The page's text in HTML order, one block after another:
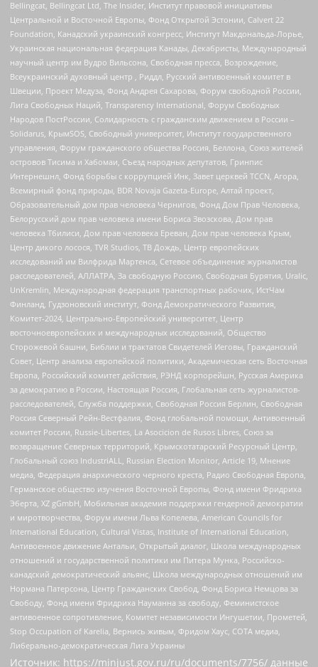
Bellingcat, Bellingcat Ltd, The Insider, Институт правовой инициативы
Центральной и Восточной Европы, Фонд Открытой Эстонии, Calvert 22
Foundation, Канадский украинский конгресс, Институт Макдональда-Лорье,
Украинская национальная федерация Канады, Декабристы, Международный
научный центр им Вудро Вильсона, Свободная пресса, Возрождение,
Всеукраинский духовный центр , Риддл, Русский антивоенный комитет в
Швеции, Проект Медуза, Фонд Андрея Сахарова, Форум свободной России,
Лига Свободных Наций, Transparеncy International, Форум Свободных
Народов ПостРоссии, Солидарность с гражданским движением в России –
Solidarus, КрымSOS, Свободный университет, Институт государственного
управления, Форум гражданского общества Россия, Беллона, Союз жителей
островов Тисима и Хабомаи, Съезд народных депутатов, Гринпис
Интернешнл, Фонд борьбы с коррупцией Инк, Завет церквей TCCN, Агора,
Всемирный фонд природы, BDR Novaja Gazeta-Europe, Алтай проект,
Образовательный дом прав человека Чернигов, Фонд Дом Прав Человека,
Белорусский дом прав человека имени Бориса Звозскова, Дом прав
человека Тбилиси, Дом прав человека Ереван, Дом прав человека Крым,
Центр дикого лосося, TVR Studios, ТВ Дождь, Центр европейских
исследований им Вилфрида Мартенса, Сетевое объединение журналистов
расследователей, АЛЛАТРА, За свободную Россию, Свободная Бурятия, Uralic,
UnKremlin, Международная федерация транспортных рабочих, ИстЧам
Финланд, Гудзоновский институт, Фонд Демократического Развития,
Комитет-2024, Центрально-Европейский университет, Центр
восточноевропейских и международных исследований, Общество
Сторожевой башни, Библии и трактатов Свидетелей Иеговы, Гражданский
Совет, Центр анализа европейской политики, Академическая сеть Восточная
Европа, Российский комитет действия, РЭНД корпорейшн, Русская Америка
за демократию в России, Настоящая Россия, Глобальная сеть журналистов-
расследователей, Служба поддержки, Свободная Россия Берлин, Свободная
Россия Северный Рейн-Вестфалия, Фонд глобальной помощи, Антивоенный
комитет России, Russie-Libertes, La Asocicion de Rusos Libres, Союз за
возвращение Северных территорий, Крымскотатарский Ресурсный Центр,
Глобальный союз IndustriALL, Russian Election Monitor, Article 19, Мнение
медиа, Федерация анархического черного креста, Радио Свободная Европа,
Германское общество изучения Восточной Европы, Фонд имени Фридриха
Эберта, XZ gGmbH, Мобильная академия поддержки гендерной демократии
и миротворчества, Форум имени Льва Копелева, American Councils for
International Education, Cultural Vistas, Institute of International Education,
Антивоенное движение Антальи, Открытый диалог, Школа международных
отношений и государственной политики им Питера Мунка, Российско-
канадский демократический альянс, Школа международных отношений им
Нормана Патерсона, Центр Гражданских Свобод, Фонд Бориса Немцова за
Свободу, Фонд имени Фридриха Науманна за свободу, Феминистское
антивоенное сопротивление, Комитет независимости Ингушетии, Прометей,
Stop Occupation of Karelia, Вернись живым, Фридом Хаус, СОТА медиа,
Либерально-демократическая Лига Украины
Источник: https://minjust.gov.ru/ru/documents/7756/ данные